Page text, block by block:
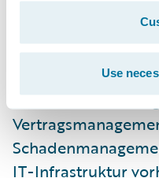
Use
Fachbereich:
entlang der
innovative
eingesetzt werden,
IT-Infrastruktur